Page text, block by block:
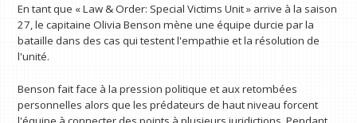
En tant que « Law & Order: Special Victims Unit » arrive à la saison
27, le capitaine Olivia Benson mène une équipe durcie par la
bataille dans des cas qui testent l'empathie et la résolution de
l'unité.
Benson fait face à la pression politique et aux retombées
personnelles alors que les prédateurs de haut niveau forcent